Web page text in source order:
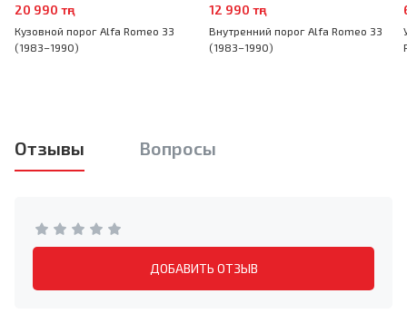
20 990 тңг
Кузовной порог Alfa Romeo 33
(1983–1990)
12 990 тңг
Внутренний порог Alfa Romeo 33
(1983–1990)
Отзывы Вопросы
ДОБАВИТЬ ОТЗЫВ